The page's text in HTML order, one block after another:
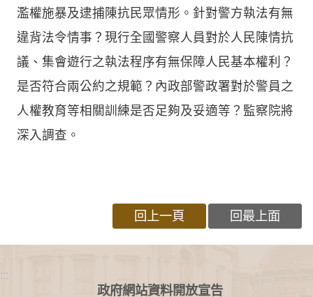
濫權施暴及逮捕陳抗民眾情形。針對警方執法有無
違背法令情事？現行全國警察人員對於人民陳情抗
議、集會遊行之執法程序有無保障人民基本權利？
是否符合兩公約之規範？內政部警政署對於警員之
人權教育等相關訓練是否足夠及妥適等？監察院將
深入調查。
回上一頁 回最上面
:::
政府網站資料開放宣告